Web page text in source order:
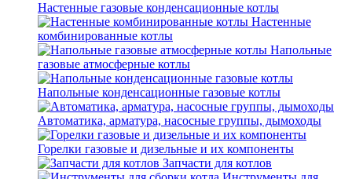
Настенные газовые конденсационные котлы
Настенные
комбинированные котлы
Напольные
газовые атмосферные котлы
Напольные конденсационные газовые котлы
Автоматика, арматура, насосные группы, дымоходы
Горелки газовые и дизельные и их компоненты
Запчасти для котлов